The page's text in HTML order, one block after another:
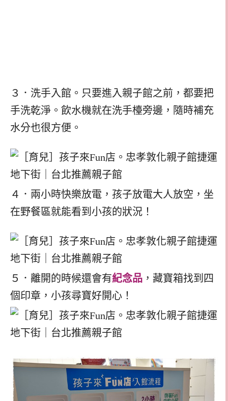
３．洗手入館。只要進入親子館之前，都要把
手洗乾淨。飲水機就在洗手檯旁邊，隨時補充
水分也很方便。
４．兩小時快樂放電，孩子放電大人放空，坐
在野餐區就能看到小孩的狀況！
５．離開的時候還會有紀念品 ，藏寶箱找到四
個印章，小孩尋寶好開心！